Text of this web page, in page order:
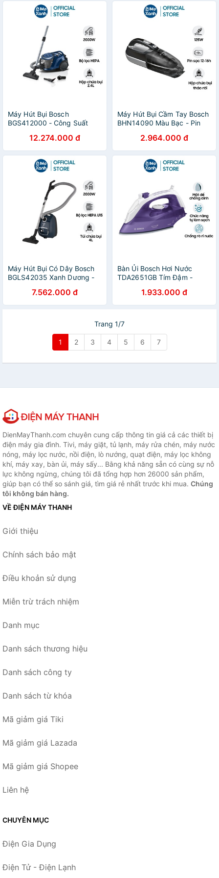
Máy Hút Bụi Bosch
BGS412000 - Công Suất
Hộp Chứa Bụi 2.4L - Xuất Xứ
Châu Âu
12.274.000 đ
Máy Hút Bụi Cầm Tay Bosch
BHN14090 Màu Bạc - Pin
Dài - Hàng Chính Hãng
2.964.000 đ
Máy Hút Bụi Có Dây Bosch
BGLS42035 Xanh Dương -
Đa Năng - Báo Túi Rác Đầy -
Bảo Hành 3 Năm
7.562.000 đ
Bàn Ủi Bosch Hơi Nước
TDA2651GB Tím Đậm -
95g/phút - Đèn Hiển Thị -
Bảo Hành 2 Năm
1.933.000 đ
Trang 1/7
1 2 3 4 5 6 7
DienMayThanh.com chuyên cung cấp thông tin giá cả các thiết bị
điện máy gia đình. Tivi, máy giặt, tủ lạnh, máy rửa chén, máy nước
nóng, máy lọc nước, nồi điện, lò nướng, quạt điện, máy lọc không
khí, máy xay, bàn ủi, máy sấy... Bằng khả năng sẵn có cùng sự nỗ
lực không ngừng, chúng tôi đã tổng hợp hơn 26000 sản phẩm,
giúp bạn có thể so sánh giá, tìm giá rẻ nhất trước khi mua. Chúng
tôi không bán hàng.
VỀ ĐIỆN MÁY THANH
Giới thiệu
Chính sách bảo mật
Điều khoản sử dụng
Miễn trừ trách nhiệm
Danh mục
Danh sách thương hiệu
Danh sách công ty
Danh sách từ khóa
Mã giảm giá Tiki
Mã giảm giá Lazada
Mã giảm giá Shopee
Liên hệ
CHUYÊN MỤC
Điện Gia Dụng
Điện Tử - Điện Lạnh